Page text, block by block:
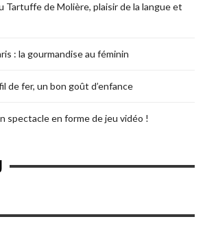
Tartuffe de Molière, plaisir de la langue et
: la gourmandise au féminin
de fer, un bon goût d’enfance
spectacle en forme de jeu vidéo !